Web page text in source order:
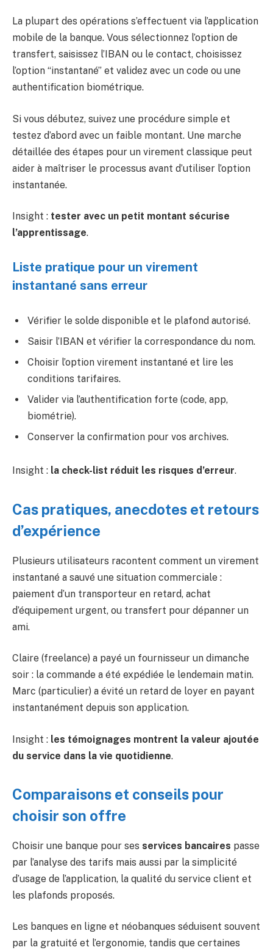
La plupart des opérations s’effectuent via l’application
mobile de la banque. Vous sélectionnez l’option de
transfert, saisissez l’IBAN ou le contact, choisissez
l’option “instantané” et validez avec un code ou une
authentification biométrique.
Si vous débutez, suivez une procédure simple et
testez d’abord avec un faible montant. Une marche
détaillée des étapes pour un virement classique peut
aider à maîtriser le processus avant d’utiliser l’option
instantanée.
Insight : tester avec un petit montant sécurise
l’apprentissage.
Liste pratique pour un virement
instantané sans erreur
Vérifier le solde disponible et le plafond autorisé.
Saisir l’IBAN et vérifier la correspondance du nom.
Choisir l’option virement instantané et lire les
conditions tarifaires.
Valider via l’authentification forte (code, app,
biométrie).
Conserver la confirmation pour vos archives.
Insight : la check-list réduit les risques d’erreur.
Cas pratiques, anecdotes et retours
d’expérience
Plusieurs utilisateurs racontent comment un virement
instantané a sauvé une situation commerciale :
paiement d’un transporteur en retard, achat
d’équipement urgent, ou transfert pour dépanner un
ami.
Claire (freelance) a payé un fournisseur un dimanche
soir : la commande a été expédiée le lendemain matin.
Marc (particulier) a évité un retard de loyer en payant
instantanément depuis son application.
Insight : les témoignages montrent la valeur ajoutée
du service dans la vie quotidienne.
Comparaisons et conseils pour
choisir son offre
Choisir une banque pour ses services bancaires passe
par l’analyse des tarifs mais aussi par la simplicité
d’usage de l’application, la qualité du service client et
les plafonds proposés.
Les banques en ligne et néobanques séduisent souvent
par la gratuité et l’ergonomie, tandis que certaines